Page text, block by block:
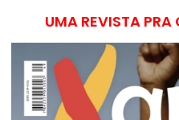
UMA REVISTA